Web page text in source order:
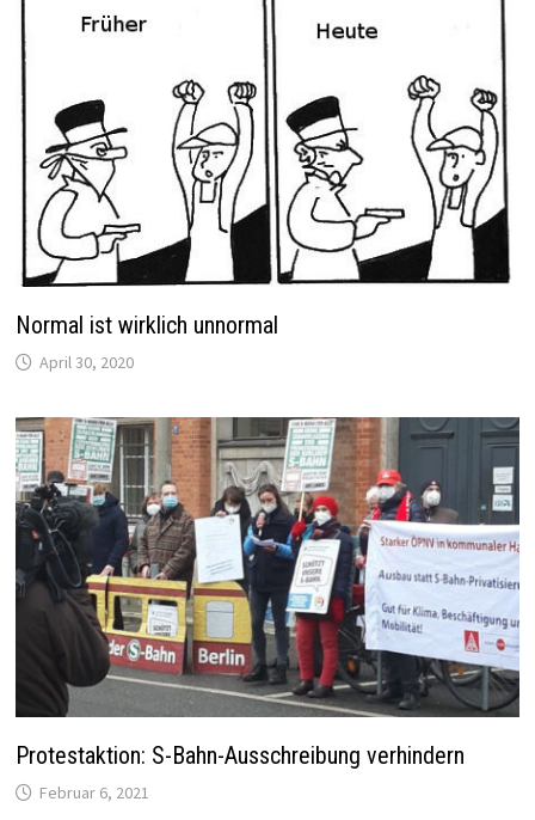
Normal ist wirklich unnormal
April 30, 2020
Protestaktion: S-Bahn-Ausschreibung verhindern
Februar 6, 2021